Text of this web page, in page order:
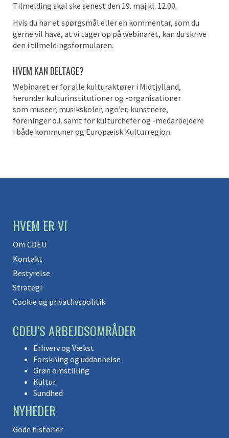
Tilmelding skal ske senest den 19. maj kl. 12.00.
Hvis du har et spørgsmål eller en kommentar, som du
gerne vil have, at vi tager op på webinaret, kan du skrive
den i tilmeldingsformularen.
HVEM KAN DELTAGE?
Webinaret er foralle kulturaktører i Midtjylland,
herunder kulturinstitutioner og -organisationer
som museer, musikskoler, ngo’er, kunstnere,
foreningero.l. samt for kulturchefer og -medarbejdere
i både kommuner og Europæisk Kulturregion.
HVEM ER VI
Om CDEU
Kontakt
Bestyrelse
Strategi
Cookie og privatlivspolitik
CDEU’S ARBEJDSOMRÅDER
Erhverv og Vækst
Forskning og uddannelse
Grøn omstilling
Kultur
Sundhed
NYHEDER
Gode historier